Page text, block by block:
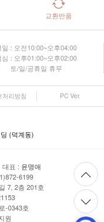
교환반품
일 : 오전10:00~오후04:00
심 : 오후01:00~오후02:00
토/일/공휴일 휴무
처리방침 PC Ver.
(덕계동)
표 : 윤명애
6199
7, 2층 201호
-0343호
원